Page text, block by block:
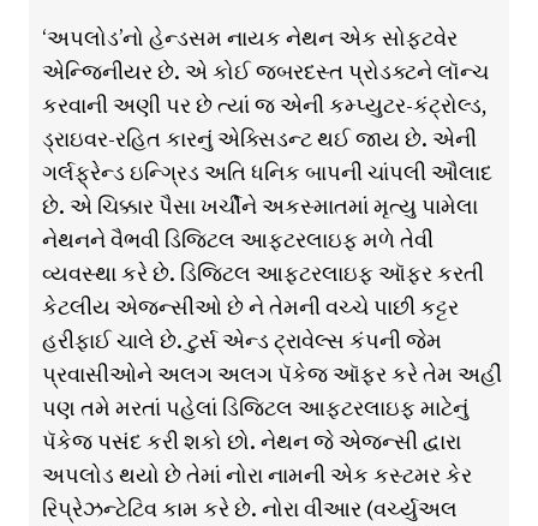
‘અપલોડ’નો હેન્ડસમ નાયક નેથન એક સોફ્ટવેર
એન્જિનીયર છે. એ કોઈ જબરદસ્ત પ્રોડક્ટને લૉન્ચ
કરવાની અણી પર છે ત્યાં જ એની કમ્પ્યુટર-કંટ્રોલ્ડ,
ડ્રાઇવર-રહિત કારનું એક્સિડન્ટ થઈ જાય છે. એની
ગર્લફ્રેન્ડ ઇન્ગ્રિડ અતિ ધનિક બાપની ચાંપલી ઔલાદ
છે. એ ચિક્કાર પૈસા ખર્ચીને અકસ્માતમાં મૃત્યુ પામેલા
નેથનને વૈભવી ડિજિટલ આફ્ટરલાઇફ મળે તેવી
વ્યવસ્થા કરે છે. ડિજિટલ આફ્ટરલાઇફ ઑફર કરતી
કેટલીય એજન્સીઓ છે ને તેમની વચ્ચે પાછી કટ્ટર
હરીફાઈ ચાલે છે. ટુર્સ એન્ડ ટ્રાવેલ્સ કંપની જેમ
પ્રવાસીઓને અલગ અલગ પૅકેજ ઑફર કરે તેમ અહીં
પણ તમે મરતાં પહેલાં ડિજિટલ આફ્ટરલાઇફ માટેનું
પૅકેજ પસંદ કરી શકો છો. નેથન જે એજન્સી દ્વારા
અપલોડ થયો છે તેમાં નોરા નામની એક કસ્ટમર કેર
રિપ્રેઝન્ટેટિવ કામ કરે છે. નોરા વીઆર (વર્ચ્યુઅલ